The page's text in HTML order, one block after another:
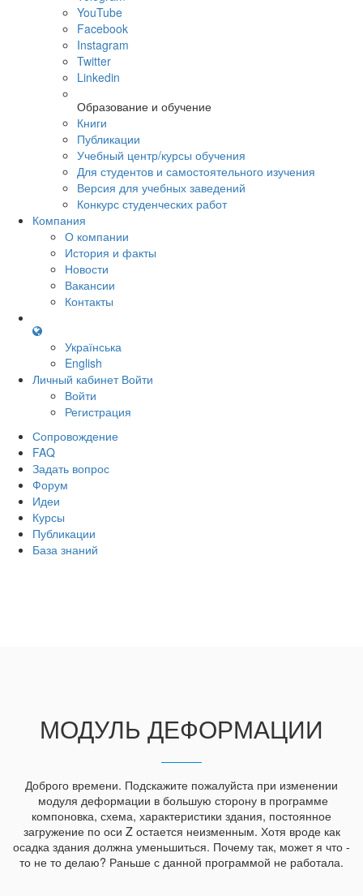
YouTube
Facebook
Instagram
Twitter
Linkedin
Образование и обучение
Книги
Публикации
Учебный центр/курсы обучения
Для студентов и самостоятельного изучения
Версия для учебных заведений
Конкурс студенческих работ
Компания
О компании
История и факты
Новости
Вакансии
Контакты
Українська
English
Личный кабинет Войти
Войти
Регистрация
Сопровождение
FAQ
Задать вопрос
Форум
Идеи
Курсы
Публикации
База знаний
МОДУЛЬ ДЕФОРМАЦИИ
Доброго времени. Подскажите пожалуйста при изменении
модуля деформации в большую сторону в программе
компоновка, схема, характеристики здания, постоянное
загружение по оси Z остается неизменным. Хотя вроде как
осадка здания должна уменьшиться. Почему так, может я что -
то не то делаю? Раньше с данной программой не работала.